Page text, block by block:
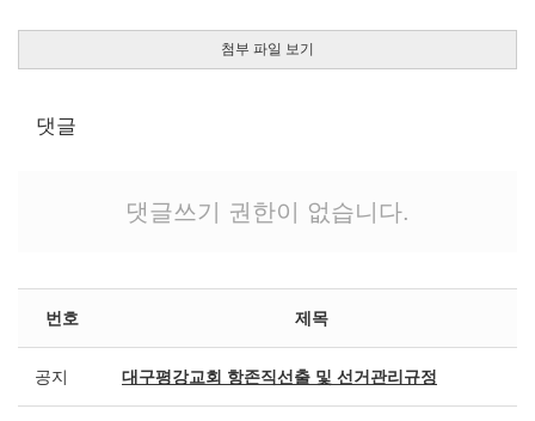
첨부 파일 보기
댓글
댓글쓰기 권한이 없습니다.
번호 제목
공지 대구평강교회 항존직선출 및 선거관리규정